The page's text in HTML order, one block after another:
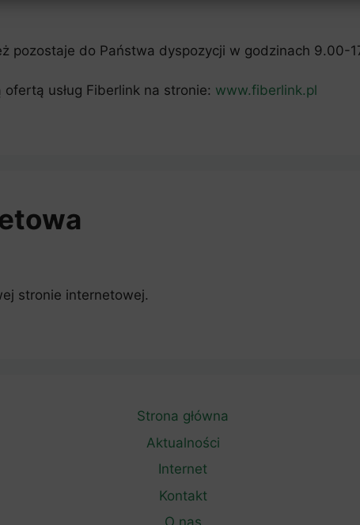
pozostaje do Państwa dyspozycji w godzinach 9.00-
usług Fiberlink na stronie: www.fiberlink.pl
stronie internetowej.
Strona główna
Aktualności
Internet
Kontakt